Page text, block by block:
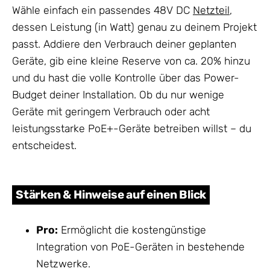
Wähle einfach ein passendes 48V DC Netzteil,
dessen Leistung (in Watt) genau zu deinem Projekt
passt. Addiere den Verbrauch deiner geplanten
Geräte, gib eine kleine Reserve von ca. 20% hinzu
und du hast die volle Kontrolle über das Power-
Budget deiner Installation. Ob du nur wenige
Geräte mit geringem Verbrauch oder acht
leistungsstarke PoE+-Geräte betreiben willst – du
entscheidest.
Stärken & Hinweise auf einen Blick
Pro: Ermöglicht die kostengünstige
Integration von PoE-Geräten in bestehende
Netzwerke.